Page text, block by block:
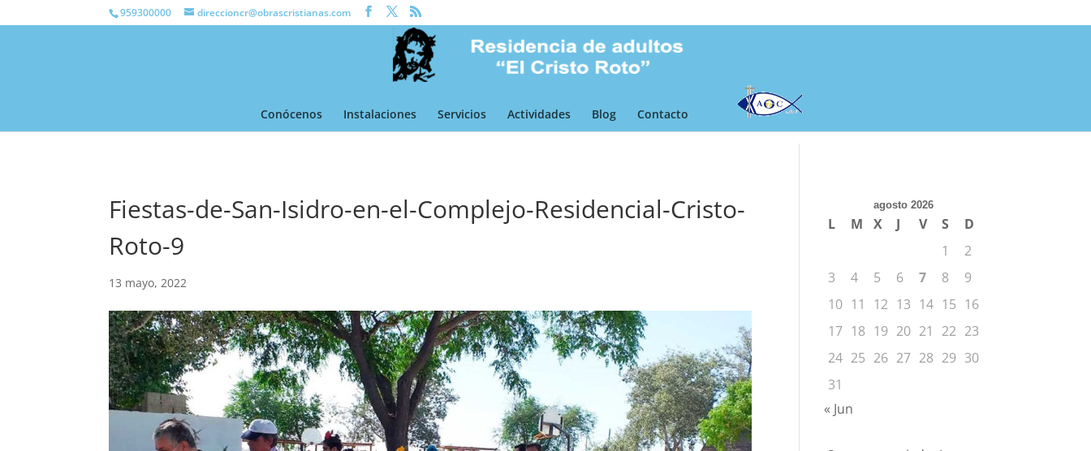
959300000 direccioncr@obrascristianas.com
Conócenos Instalaciones Servicios Actividades Blog Contacto
Fiestas-de-San-Isidro-en-el-Complejo-Residencial-Cristo-
Roto-9
13 mayo, 2022
agosto 2026
L M X J V S
D
1
2
3
4 5 6 7 8
9
10 11 12 13 14 15 16
17 18 19 20 21 22 23
24 25 26 27 28 29 30
31
« Jun